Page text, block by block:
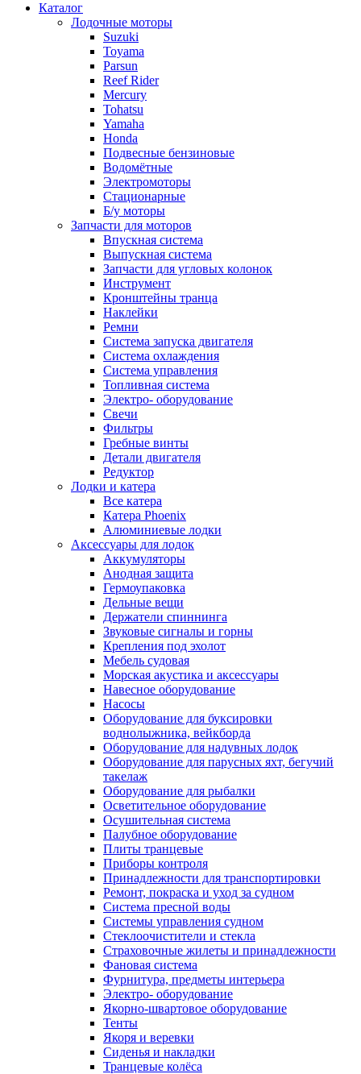
Каталог
Лодочные моторы
Suzuki
Toyama
Parsun
Reef Rider
Mercury
Tohatsu
Yamaha
Honda
Подвесные бензиновые
Водомётные
Электромоторы
Стационарные
Б/у моторы
Запчасти для моторов
Впускная система
Выпускная система
Запчасти для угловых колонок
Инструмент
Кронштейны транца
Наклейки
Ремни
Система запуска двигателя
Система охлаждения
Система управления
Топливная система
Электро- оборудование
Свечи
Фильтры
Гребные винты
Детали двигателя
Редуктор
Лодки и катера
Все катера
Катера Phoenix
Алюминиевые лодки
Аксессуары для лодок
Аккумуляторы
Анодная защита
Гермоупаковка
Дельные вещи
Держатели спиннинга
Звуковые сигналы и горны
Крепления под эхолот
Мебель судовая
Морская акустика и аксессуары
Навесное оборудование
Насосы
Оборудование для буксировки
воднолыжника, вейкборда
Оборудование для надувных лодок
Оборудование для парусных яхт, бегучий
такелаж
Оборудование для рыбалки
Осветительное оборудование
Осушительная система
Палубное оборудование
Плиты транцевые
Приборы контроля
Принадлежности для транспортировки
Ремонт, покраска и уход за судном
Система пресной воды
Системы управления судном
Стеклоочистители и стекла
Страховочные жилеты и принадлежности
Фановая система
Фурнитура, предметы интерьера
Электро- оборудование
Якорно-швартовое оборудование
Тенты
Якоря и веревки
Сиденья и накладки
Транцевые колёса